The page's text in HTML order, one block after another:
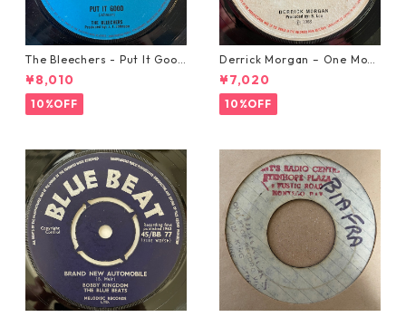
The Bleechers - Put It Good
【7-21637】
¥8,010
10%OFF
Derrick Morgan – One Morn
ing In May【7-21653】
¥7,020
10%OFF